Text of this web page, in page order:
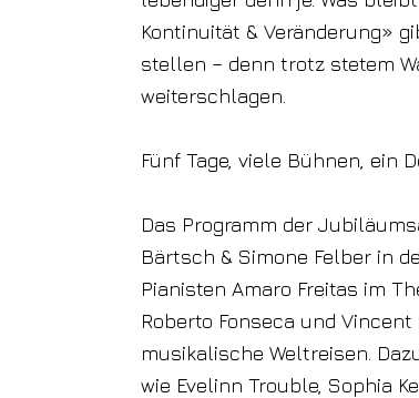
Kontinuität & Veränderung»
stellen – denn trotz stetem
weiterschlagen.
Fünf Tage, viele Bühnen, ein
Das Programm der
Bärtsch & Simone Felber in
Pianisten Amaro Freitas im
Roberto Fonseca und
musikalische Weltreisen.
wie Evelinn Trouble, Sophia